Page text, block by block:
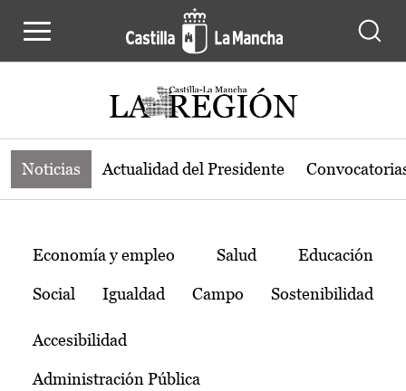
Noticias de la región de Castilla-La
Noticias Actualidad del Presidente
Temas
Economía y empleo Salud Educación
Social Igualdad Campo Sostenibilidad
Accesibilidad
Administración Pública